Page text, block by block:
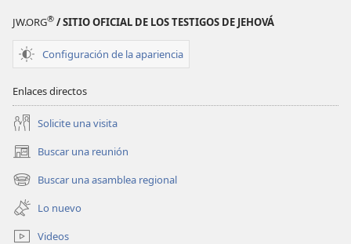
Agosto
de 2013 |
de
Agosto
de 2013 |
de
JW.ORG® / SITIO OFICIAL DE LOS TESTIGOS DE JEHOVÁ
Configuración de la apariencia
Enlaces directos
Solicite una visita
Buscar una reunión
(abre
una
nueva
ventana)
Buscar una asamblea regional
(abre
una
nueva
ventana)
Lo nuevo
Videos